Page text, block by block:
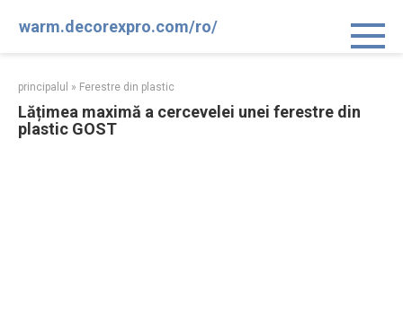
warm.decorexpro.com/ro/
principalul » Ferestre din plastic
Lățimea maximă a cercevelei unei ferestre din
plastic GOST